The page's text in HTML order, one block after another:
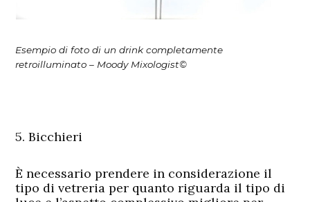
Esempio di foto di un drink completamente
retroilluminato – Moody Mixologist©
5. Bicchieri
È necessario prendere in considerazione il
tipo di vetreria per quanto riguarda il tipo di